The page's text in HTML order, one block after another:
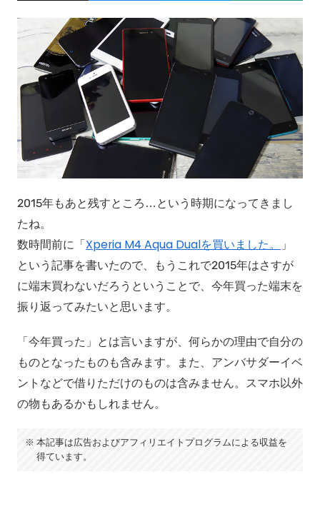
2015年もあと残すところ…という時期になってきまし
たね。
数時間前に「Xperia M4 Aqua Dualを買いました。
」
という記事を書いたので、もうこれで2015年はさすが
に端末買わないだろうということで、今年買った端末を
振り返ってみたいと思います。
「今年買った」とは言いますが、何らかの理由で自分の
ものとなったものも含みます。また、アンバサダーイベ
ントなどで借りただけのものは含みません。スマホ以外
の物もあるかもしれません。
本記事は広告およびアフィリエイトプログラムによる収益を
得ています。